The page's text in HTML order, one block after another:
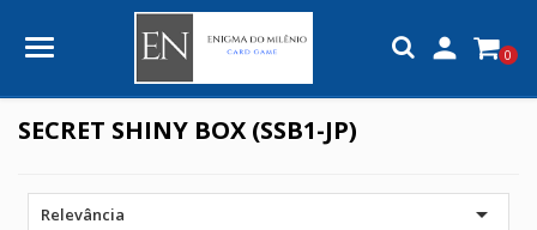
 0
SECRET SHINY BOX (SSB1-JP)
Relevância 